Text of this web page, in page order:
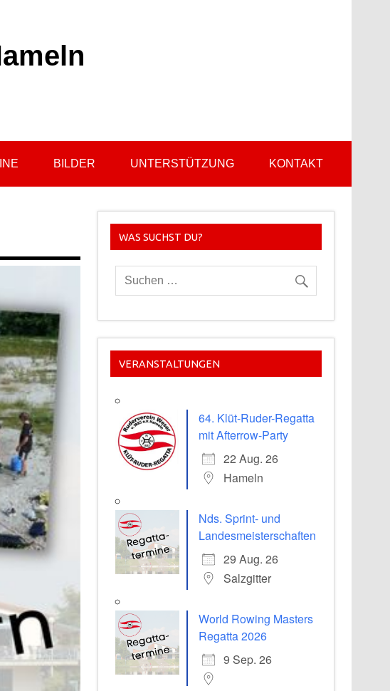
BILDER UNTERSTÜTZUNG KONTAKT
WAS SUCHST DU?
VERANSTALTUNGEN
64. Klüt-Ruder-Regatta
mit Afterrow-Party
22 Aug. 26
Hameln
Nds. Sprint- und
Landesmeisterschaften
29 Aug. 26
Salzgitter
World Rowing Masters
Regatta 2026
9 Sep. 26